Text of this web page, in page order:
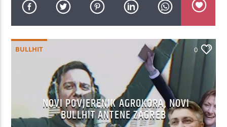
BULLHIT 0
NOVI POVJERENIK AGROKORA, NOVI
BULLHIT ANTENE ZAGREB